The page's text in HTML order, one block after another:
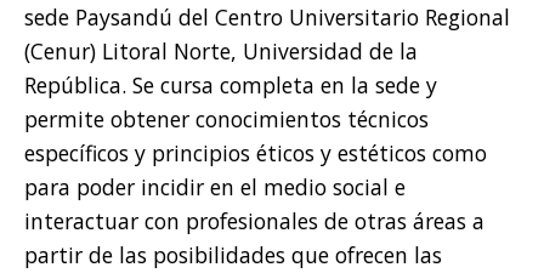
sede Paysandú del Centro Universitario Regional
(Cenur) Litoral Norte, Universidad de la
República. Se cursa completa en la sede y
permite obtener conocimientos técnicos
específicos y principios éticos y estéticos como
para poder incidir en el medio social e
interactuar con profesionales de otras áreas a
partir de las posibilidades que ofrecen las